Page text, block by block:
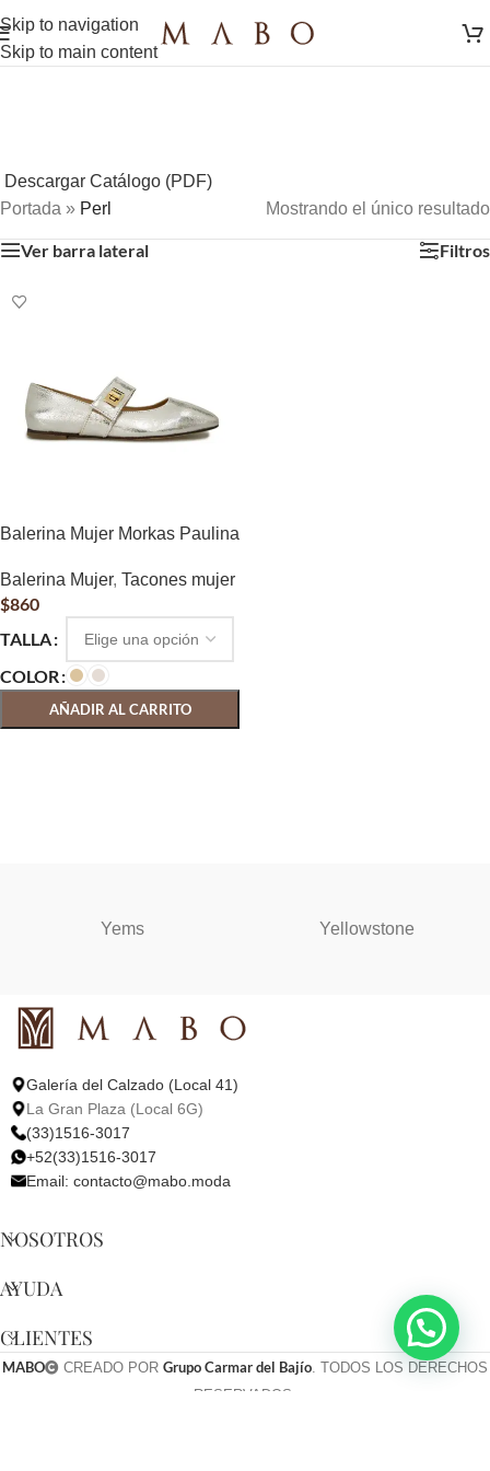
Skip to navigation
Skip to main content
Descargar Catálogo (PDF)
Portada » Perl Mostrando el único resultado
Ver barra lateral Filtros
Balerina Mujer Morkas Paulina
Balerina Mujer, Tacones mujer
$860
TALLA
COLOR
AÑADIR AL CARRITO
Yems Yellowstone
Galería del Calzado (Local 41)
La Gran Plaza (Local 6G)
(33)1516-3017
+52(33)1516-3017
Email: contacto@mabo.moda
NOSOTROS
AYUDA
CLIENTES
MABO CREADO POR Grupo Carmar del Bajío . TODOS LOS DERECHOS
RESERVADOS.